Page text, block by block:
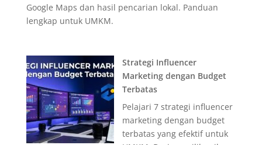
Google Maps dan hasil pencarian lokal. Panduan
lengkap untuk UMKM.
Strategi Influencer
Marketing dengan Budget
Terbatas
Pelajari 7 strategi influencer
marketing dengan budget
terbatas yang efektif untuk